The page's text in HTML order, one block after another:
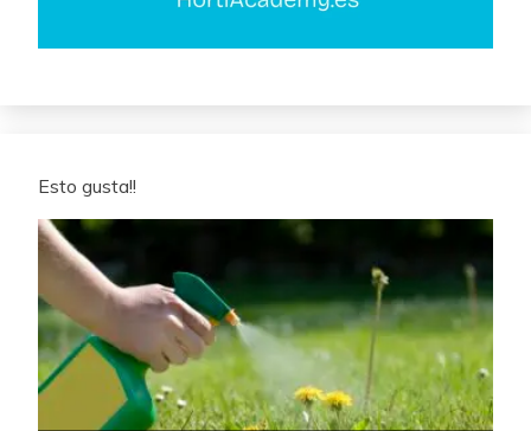
Esto gusta!!